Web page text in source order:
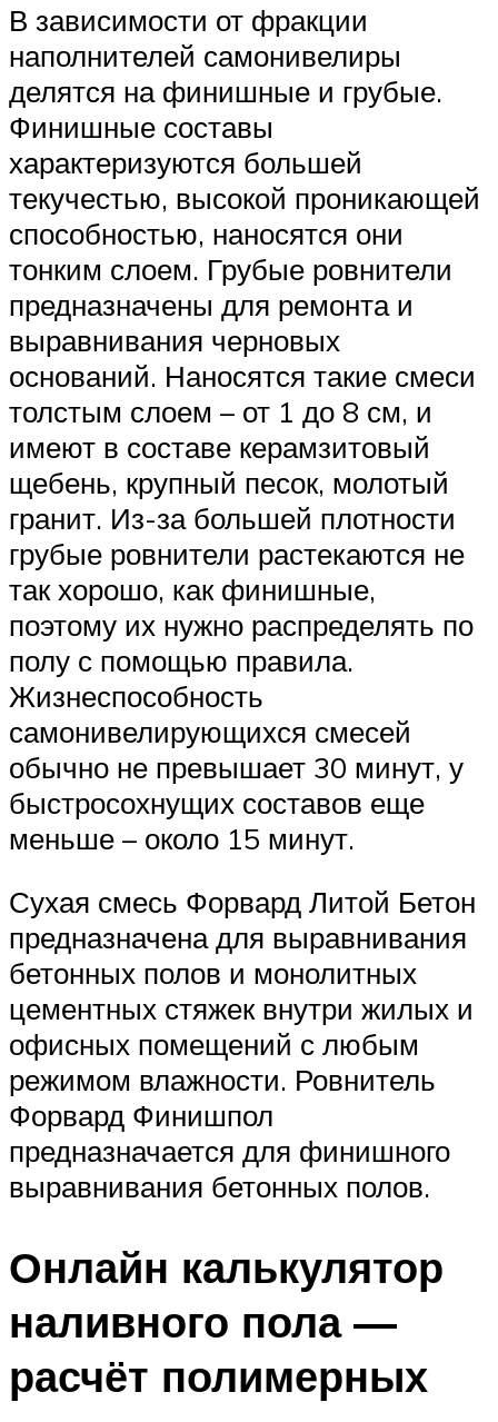
В зависимости от фракции
наполнителей самонивелиры
делятся на финишные и грубые.
Финишные составы
характеризуются большей
текучестью, высокой проникающей
способностью, наносятся они
тонким слоем. Грубые ровнители
предназначены для ремонта и
выравнивания черновых
оснований. Наносятся такие смеси
толстым слоем – от 1 до 8 см, и
имеют в составе керамзитовый
щебень, крупный песок, молотый
гранит. Из-за большей плотности
грубые ровнители растекаются не
так хорошо, как финишные,
поэтому их нужно распределять по
полу с помощью правила.
Жизнеспособность
самонивелирующихся смесей
обычно не превышает 30 минут, у
быстросохнущих составов еще
меньше – около 15 минут.
Сухая смесь Форвард Литой Бетон
предназначена для выравнивания
бетонных полов и монолитных
цементных стяжек внутри жилых и
офисных помещений с любым
режимом влажности. Ровнитель
Форвард Финишпол
предназначается для финишного
выравнивания бетонных полов.
Онлайн калькулятор
наливного пола —
расчёт полимерных